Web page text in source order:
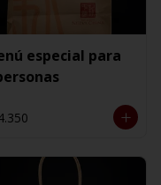
especial para